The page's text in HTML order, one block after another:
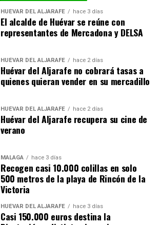
HUÉVAR DEL ALJARAFE hace 3 días
El alcalde de Huévar se reúne con
representantes de Mercadona y DELSA
HUÉVAR DEL ALJARAFE hace 2 días
Huévar del Aljarafe no cobrará tasas a
quienes quieran vender en su mercadillo
HUÉVAR DEL ALJARAFE hace 2 días
Huévar del Aljarafe recupera su cine de
verano
MÁLAGA hace 3 días
Recogen casi 10.000 colillas en solo
500 metros de la playa de Rincón de la
Victoria
HUÉVAR DEL ALJARAFE hace 3 días
Casi 150.000 euros destina la